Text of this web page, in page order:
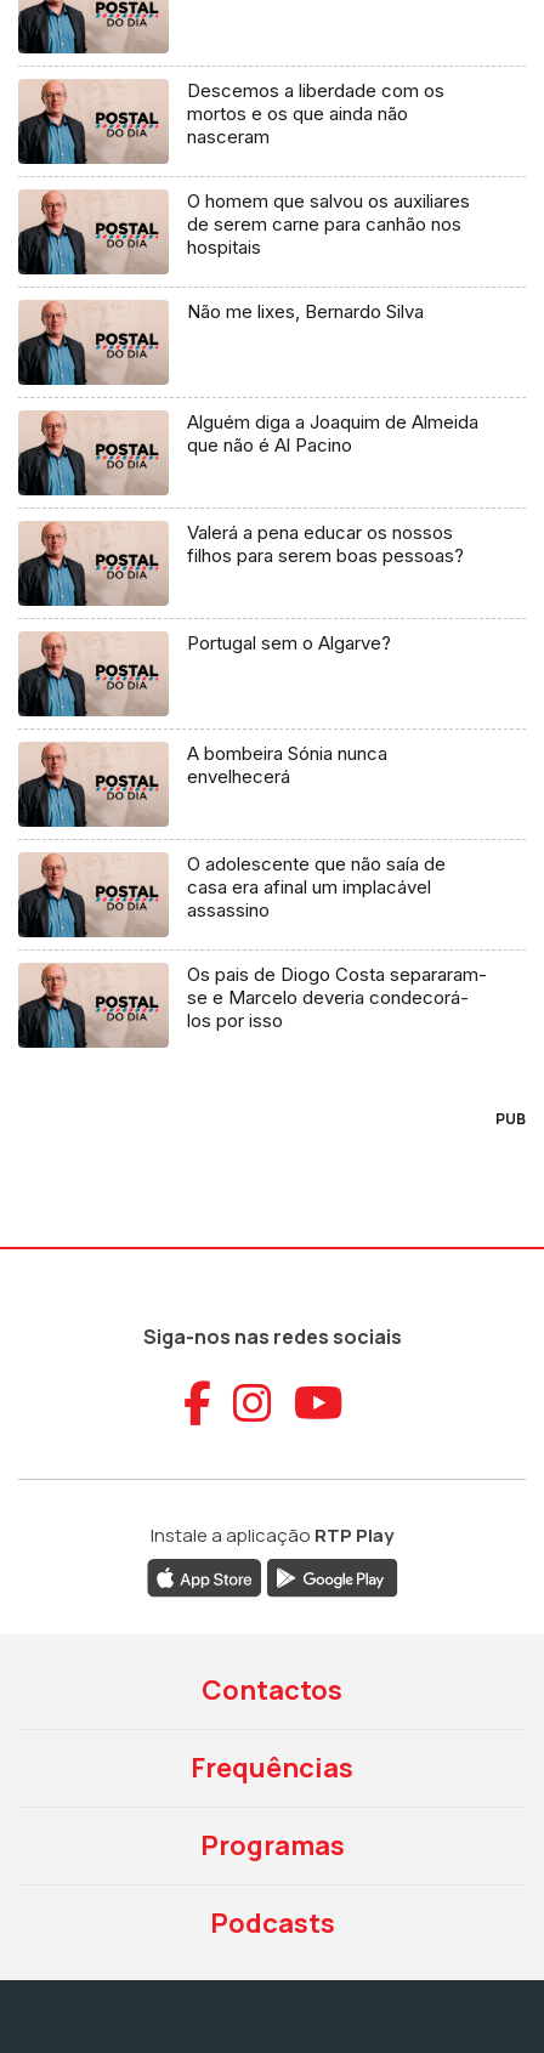
Descemos a liberdade com os
mortos e os que ainda não
nasceram
O homem que salvou os auxiliares
de serem carne para canhão nos
hospitais
Não me lixes, Bernardo Silva
Alguém diga a Joaquim de Almeida
que não é Al Pacino
Valerá a pena educar os nossos
filhos para serem boas pessoas?
Portugal sem o Algarve?
A bombeira Sónia nunca
envelhecerá
O adolescente que não saía de
casa era afinal um implacável
assassino
Os pais de Diogo Costa separaram-
se e Marcelo deveria condecorá-
los por isso
PUB
Siga-nos nas redes sociais
Aceder ao
Aceder ao
Aceder
Instale a aplicação RTP Play
Contactos
Frequências
Programas
Podcasts